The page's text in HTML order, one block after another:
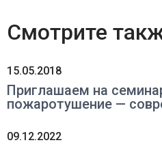
Смотрите
15.05.2018
Приглашаем на
пожаротушение —
09.12.2022